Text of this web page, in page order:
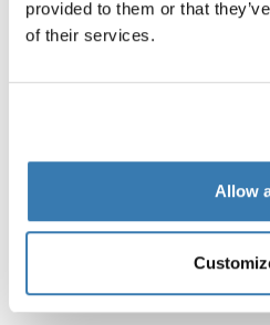
provided to them or that
of their services.
Allow